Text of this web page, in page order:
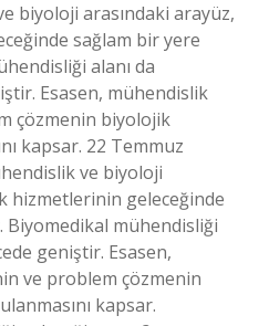
biyoloji arasındaki arayüz,
sağlam bir yere
alanı da
Esasen, mühendislik
çözmenin biyolojik
kapsar. 22 Temmuz
ve biyoloji
hizmetlerinin geleceğinde
mühendisliği
geniştir. Esasen,
ve problem çözmenin
kapsar.